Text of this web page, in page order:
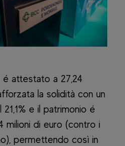
é attestato a 27,24
la solidità con un
e il patrimonio é
milioni di euro (contro i
permettendo così in